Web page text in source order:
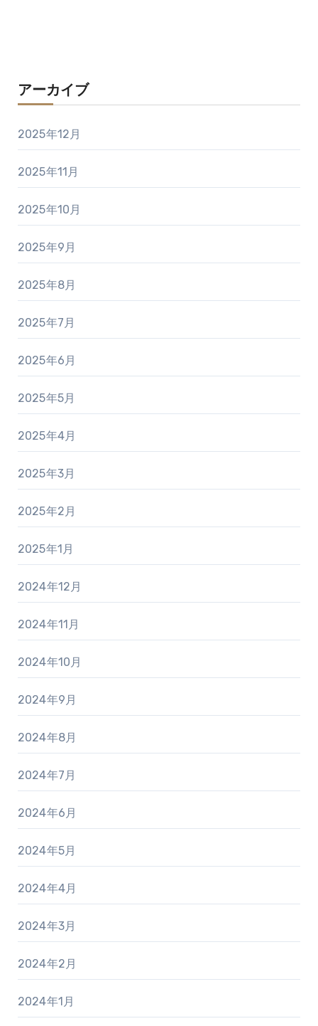
アーカイブ
2025年12月
2025年11月
2025年10月
2025年9月
2025年8月
2025年7月
2025年6月
2025年5月
2025年4月
2025年3月
2025年2月
2025年1月
2024年12月
2024年11月
2024年10月
2024年9月
2024年8月
2024年7月
2024年6月
2024年5月
2024年4月
2024年3月
2024年2月
2024年1月